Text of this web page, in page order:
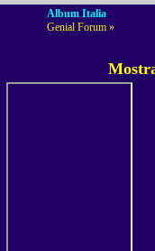
Album Italia
Genial Forum »